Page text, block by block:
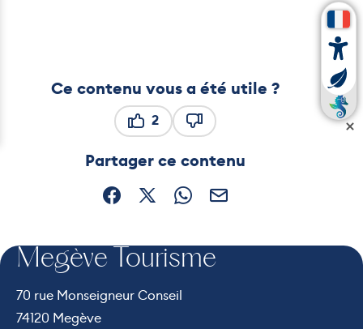
Ce contenu vous a été utile ?
2
Partager ce contenu
Partager sur Facebook (nouvelle fenêtre)
Partager sur X / Twitter (nouvelle
Partager sur WhatsApp
Partager par mail
Megève Tourisme
70 rue Monseigneur Conseil
74120 Megève